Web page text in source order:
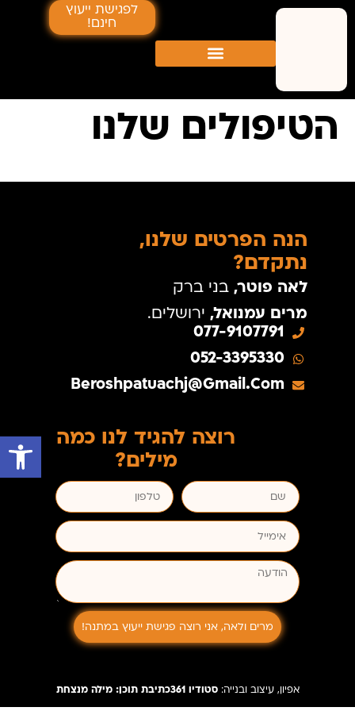
פתח
לפגישת ייעוץ
חינם!
הטיפולים שלנו
הנה הפרטים שלנו,
נתקדם?
לאה פוטר, בני ברק
מרים עמנואל, ירושלים.
077-9107791
052-3395330
Beroshpatuachj@gmail.com
רוצה להגיד לנו כמה
מילים?
מרים ולאה, אני רוצה פגישת ייעוץ במתנה!
אפיון, עיצוב ובנייה:סטודיו 361 כתיבת תוכן: מילה מנצחת